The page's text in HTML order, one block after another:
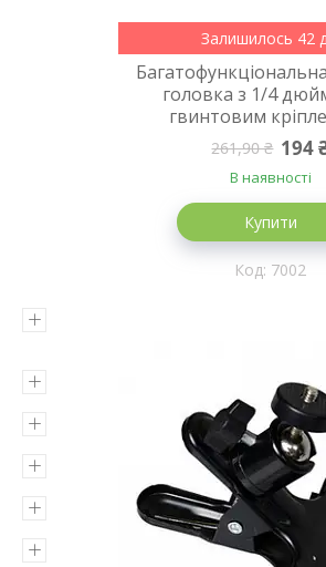
Залишилось 42
головка з 1/4
гвинтовим
261,90 ₴ 194
В наявності
Купити
7002